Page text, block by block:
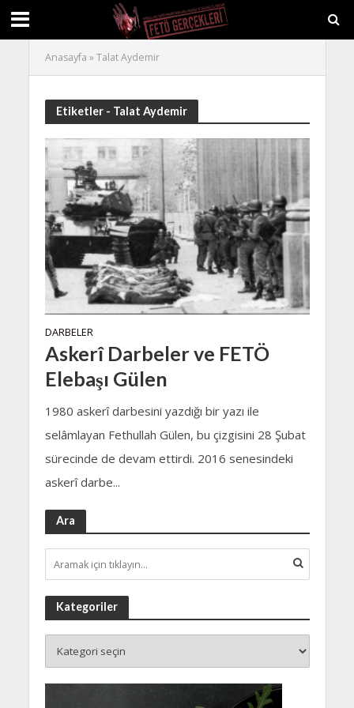
Anasayfa »Talat Aydemir
Etiketler - Talat Aydemir
DARBELER
Askerî Darbeler ve FETÖ
Elebaşı Gülen
1980 askerî darbesini yazdığı bir yazı ile
selâmlayan Fethullah Gülen, bu çizgisini 28 Şubat
sürecinde de devam ettirdi. 2016 senesindeki
askerî darbe...
Ara
Kategoriler